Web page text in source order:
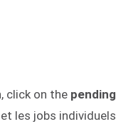
click on the pending
les jobs